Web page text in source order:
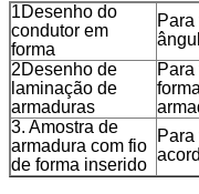
1Desenho do
condutor em
forma
2Desenho de
laminação de
armaduras
3. Amostra de
armadura com fio
de forma inserido